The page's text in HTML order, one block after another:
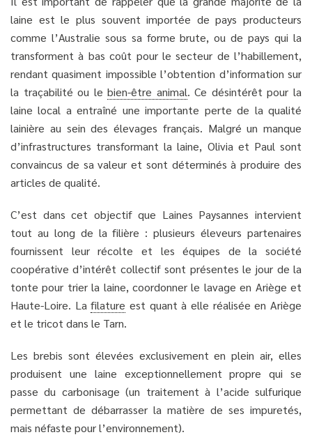
laine est le plus souvent importée de pays producteurs
comme l’Australie sous sa forme brute, ou de pays qui la
transforment à bas coût pour le secteur de l’habillement,
rendant quasiment impossible l’obtention d’information sur
la traçabilité ou lebien-être animal. Ce désintérêt pour la
laine local a entraîné une importante perte de la qualité
lainière au sein des élevages français. Malgré un manque
d’infrastructures transformant la laine, Olivia et Paul sont
convaincus de sa valeur et sont déterminés à produire des
articles de qualité.
C’est dans cet objectif que Laines Paysannes intervient
tout au long de la filière : plusieurs éleveurs partenaires
fournissent leur récolte et les équipes de la société
coopérative d’intérêt collectif sont présentes le jour de la
tonte pour trier la laine, coordonner le lavage en Ariège et
Haute-Loire. Lafilature est quant à elle réalisée en Ariège
et le tricot dans le Tarn.
Les brebis sont élevées exclusivement en plein air, elles
produisent une laine exceptionnellement propre qui se
passe du carbonisage (un traitement à l’acide sulfurique
permettant de débarrasser la matière de ses impuretés,
mais néfaste pour l’environnement).